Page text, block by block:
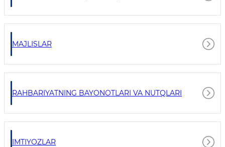
MAJLISLAR
RAHBARIYATNING BAYONOTLARI VA NUTQLARI
IMTIYOZLAR